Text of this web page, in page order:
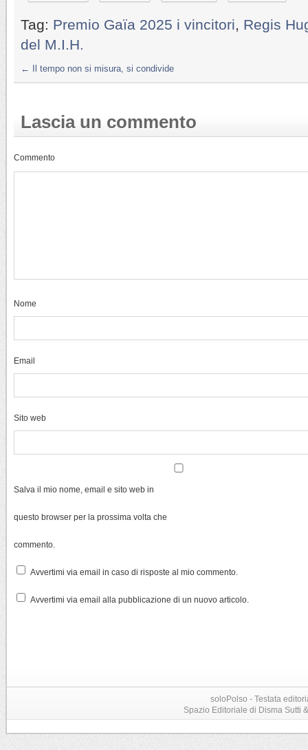
Tag: Premio Gaïa 2025 i vincitori, Regis
del M.I.H.
← Il tempo non si misura, si condivide
Lascia un commento
Commento
Nome
Email
Sito web
Salva il mio nome, email e sito web in
questo browser per la prossima volta che
commento.
Avvertimi via email in caso di risposte al mio commento.
Avvertimi via email alla pubblicazione di un nuovo articolo.
soloPolso - Testata
Spazio Editoriale di Disma Sutti